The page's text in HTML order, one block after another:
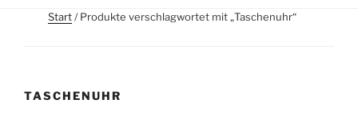
Start/ Produkte verschlagwortet mit „Taschenuhr“
TASCHENUHR